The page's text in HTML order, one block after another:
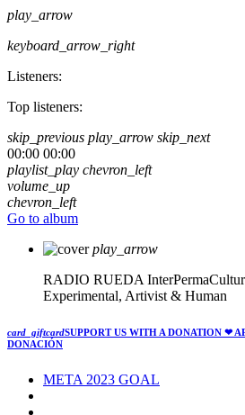
play_arrow
keyboard_arrow_right
Listeners:
Top listeners:
skip_previous play_arrow skip_next
00:00 00:00
playlist_play chevron_left
volume_up
chevron_left
Go to album
play_arrow
RADIO RUEDA
Experimental, Artivist & Human
card_giftcardSUPPORT US WITH A DONATION ❤
DONACIÓN
META 2023 GOAL